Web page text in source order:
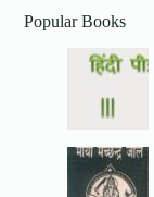
Popular Books